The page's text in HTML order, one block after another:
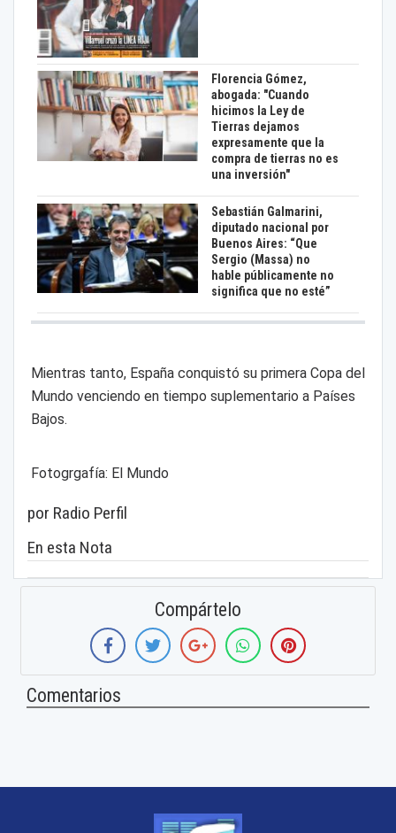
Florencia Gómez,
abogada: "Cuando
hicimos la Ley de
Tierras dejamos
expresamente que la
compra de tierras no es
una inversión"
Sebastián Galmarini,
diputado nacional por
Buenos Aires: “Que
Sergio (Massa) no
hable públicamente no
significa que no esté”
Mientras tanto, España conquistó su primera Copa del
Mundo venciendo en tiempo suplementario a Países
Bajos.
Fotogrgafía: El Mundo
por Radio Perfil
En esta Nota
Compártelo
Comentarios